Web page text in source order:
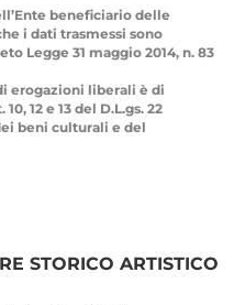
beneficiario delle
i dati trasmessi sono
Legge 31 maggio 2014, n. 83
erogazioni liberali è di
12 e 13 del D.L.gs. 22
beni culturali e del
STORICO ARTISTICO